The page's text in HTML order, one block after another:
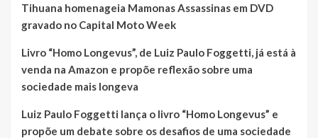
Tihuana homenageia Mamonas Assassinas em DVD
gravado no Capital Moto Week
Livro “Homo Longevus”, de Luiz Paulo Foggetti, já está à
venda na Amazon e propõe reflexão sobre uma
sociedade mais longeva
Luiz Paulo Foggetti lança o livro “Homo Longevus” e
propõe um debate sobre os desafios de uma sociedade